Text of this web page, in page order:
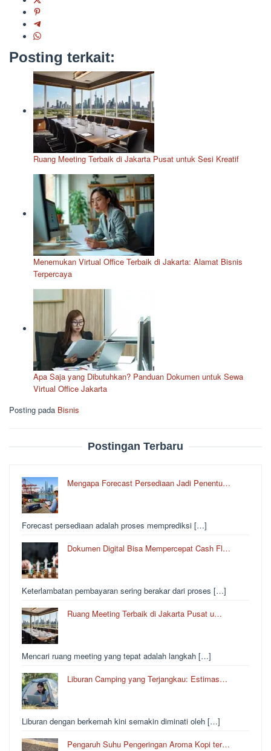
Posting terkait:
Ruang Meeting Terbaik di Jakarta Pusat untuk Sesi Kreatif
Menemukan Virtual Office Terbaik di Jakarta: Alamat Bisnis
Terpercaya
Apa Saja yang Dibutuhkan? Panduan Dokumen untuk Sewa
Virtual Office Jakarta
Posting pada Bisnis
Postingan Terbaru
Mengapa Forecast Persediaan Jadi Penentu…
Forecast persediaan adalah proses memprediksi […]
Dokumen Digital Bisa Mempercepat Cash Fl…
Keterlambatan pembayaran sering berakar dari proses […]
Ruang Meeting Terbaik di Jakarta Pusat u…
Mencari ruang meeting yang tepat adalah langkah […]
Liburan Camping yang Terjangkau: Estimas…
Liburan dengan berkemah kini semakin diminati oleh […]
Pengaruh Suhu Pengeringan Aroma Kopi ter…